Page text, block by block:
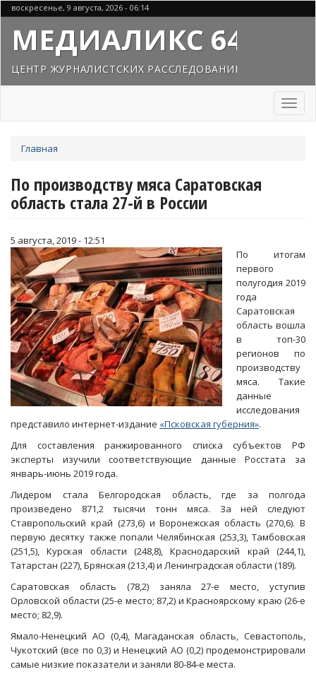
Перейти
к
основному
содержанию
воскресенье, 9 августа, 2026 - 06:14
МЕДИАЛИКС 64
ЦЕНТР ЖУРНАЛИСТСКИХ РАССЛЕДОВАНИЙ
Toggle
здесь
Главная
По производству мяса Саратовская
область стала 27-й в России
5 августа, 2019 - 12:51
По итогам
первого
полугодия 2019
года
Саратовская
область вошла
в топ-30
регионов по
производству
мяса. Такие
данные
исследования
представило интернет-издание «Псковская губерния».
Для составления ранжированного списка субъектов РФ
эксперты изучили соответствующие данные Росстата за
январь-июнь 2019 года.
Лидером стала Белгородская область, где за полгода
произведено 871,2 тысячи тонн мяса. За ней следуют
Ставропольский край (273,6) и Воронежская область (270,6). В
первую десятку также попали Челябинская (253,3), Тамбовская
(251,5), Курская области (248,8), Краснодарский край (244,1),
Татарстан (227), Брянская (213,4) и Ленинградская области (189).
Саратовская область (78,2) заняла 27-е место, уступив
Орловской области (25-е место; 87,2) и Красноярскому краю (26-е
место; 82,9).
Ямало-Ненецкий АО (0,4), Магаданская область, Севастополь,
Чукотский (все по 0,3) и Ненецкий АО (0,2) продемонстрировали
самые низкие показатели и заняли 80-84-е места.